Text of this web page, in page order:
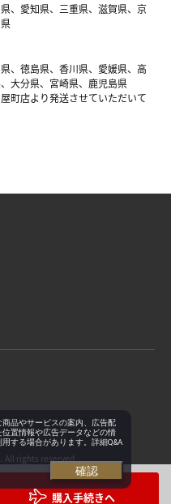
購入手続きへ
、愛知県、三重県、滋賀県、京
、徳島県、香川県、愛媛県、高
大分県、宮崎県、鹿児島県
町店より発送させていただいて
rights reserved.
品やサービスの案内、広告配
置情報や広告データなどの情
する場合があります。詳細Q&A
確認